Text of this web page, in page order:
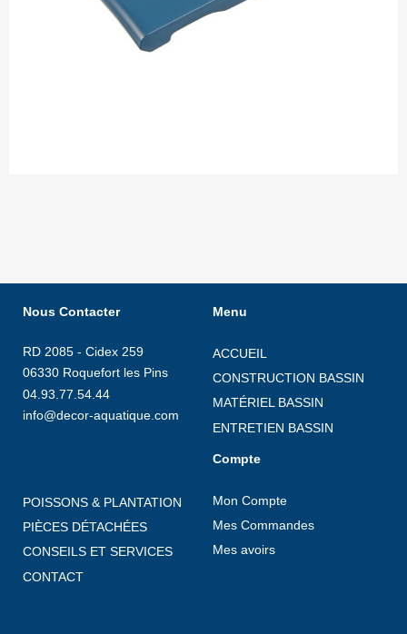
Nous Contacter
RD 2085 - Cidex 259
06330 Roquefort les Pins
04.93.77.54.44
info@decor-aquatique.com
Menu
ACCUEIL
CONSTRUCTION BASSIN
MATÉRIEL BASSIN
ENTRETIEN BASSIN
POISSONS & PLANTATION
PIÈCES DÉTACHÉES
CONSEILS ET SERVICES
CONTACT
Compte
Mon Compte
Mes Commandes
Mes avoirs